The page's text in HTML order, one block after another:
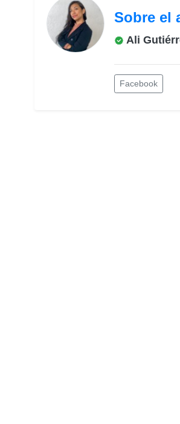
Sobre el
Ali
Facebook